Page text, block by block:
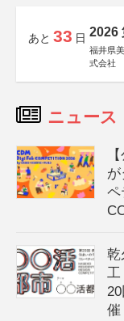
あと 33 日 2026
福井県
式会社
ニュース
ペ
乾
工